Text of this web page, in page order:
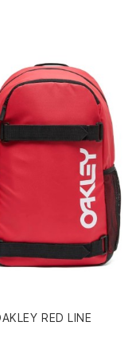
RED LINE